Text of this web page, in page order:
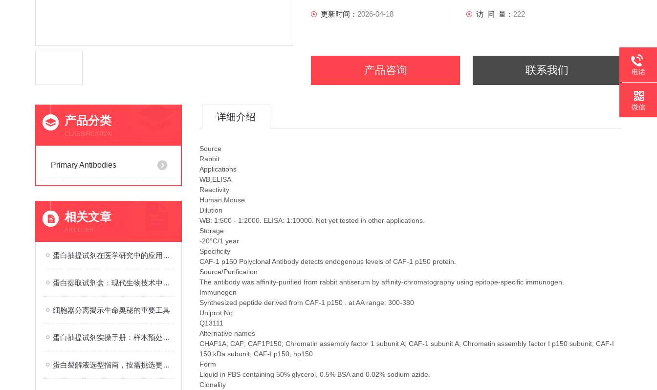
更新时间： 2026-04-18 访 问 量： 222
产品咨询 联系我们
产品分类
CLASSIFICATION
Primary Antibodies
相关文章
ARTICLES
蛋白抽提试剂在医学研究中的应用有哪些？
蛋白提取试剂盒：现代生物技术中的科研工具
细胞器分离揭示生命奥秘的重要工具
蛋白抽提试剂实操手册：样本预处理、试剂配比与抽提效率提升技巧
蛋白裂解液选型指南，按需挑选更适配实验需求
详细介绍
Source
Rabbit
Applications
WB,ELISA
Reactivity
Human,Mouse
Dilution
WB: 1:500 - 1:2000. ELISA: 1:10000. Not yet tested in other applications.
Storage
-20°C/1 year
Specificity
CAF-1 p150 Polyclonal Antibody detects endogenous levels of CAF-1 p150 protein.
Source/Purification
The antibody was affinity-purified from rabbit antiserum by affinity-chromatography using epitope-specific immunogen.
Immunogen
Synthesized peptide derived from CAF-1 p150 . at AA range: 300-380
Uniprot No
Q13111
Alternative names
CHAF1A; CAF; CAF1P150; Chromatin assembly factor 1 subunit A; CAF-1 subunit A; Chromatin assembly factor I p150 subunit; CAF-I
150 kDa subunit; CAF-I p150; hp150
Form
Liquid in PBS containing 50% glycerol, 0.5% BSA and 0.02% sodium azide.
Clonality
电话
微信